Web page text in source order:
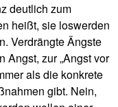
deutlich zum
heißt, sie loswerden
Verdrängte Ängste
Angst, zur „Angst vor
als die konkrete
gibt. Nein,